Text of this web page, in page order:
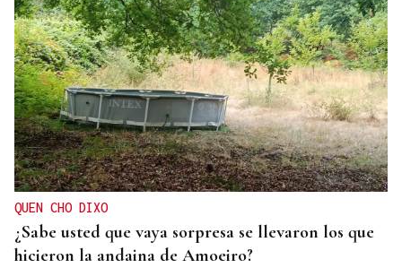
QUEN CHO DIXO
¿Sabe usted que vaya sorpresa se llevaron los que
hicieron la andaina de Amoeiro?